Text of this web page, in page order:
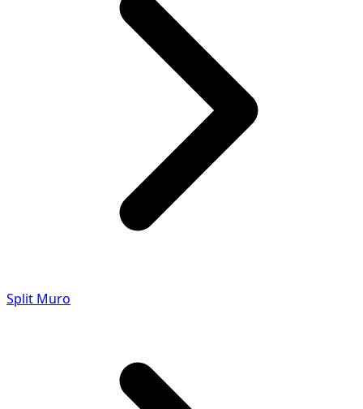
Split Muro